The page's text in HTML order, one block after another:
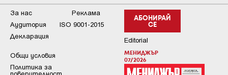
АБОНИРАЙ
СЕ
Editorial
МЕНИДЖЪР
07/2026
За нас
Реклама
Аудитория
ISO 9001-2015
Декларация
Общи условия
Пoлитикa зa